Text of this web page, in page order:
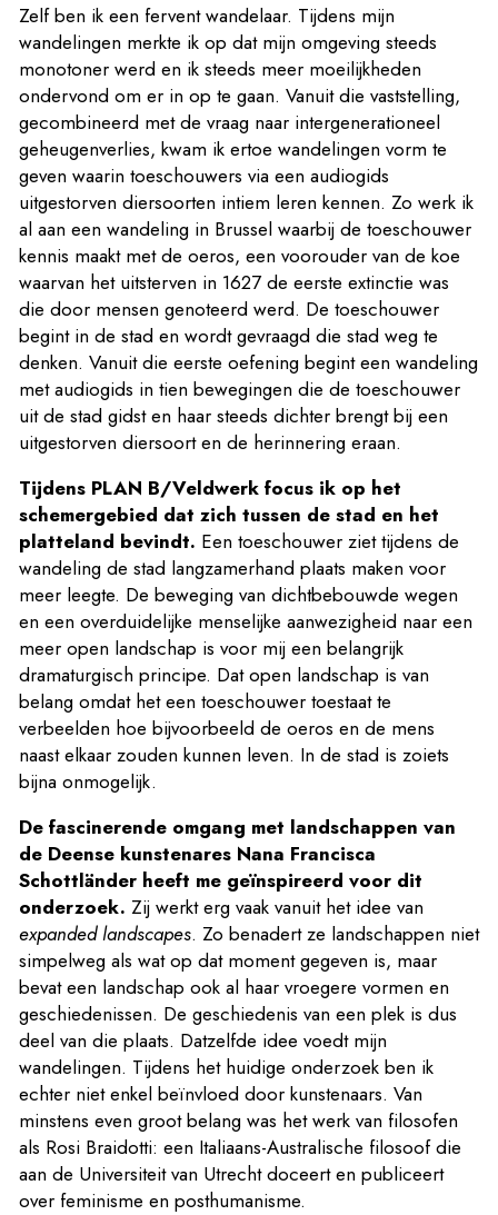
Zelf ben ik een fervent wandelaar. Tijdens mijn
wandelingen merkte ik op dat mijn omgeving steeds
monotoner werd en ik steeds meer moeilijkheden
ondervond om er in op te gaan. Vanuit die vaststelling,
gecombineerd met de vraag naar intergenerationeel
geheugenverlies, kwam ik ertoe wandelingen vorm te
geven waarin toeschouwers via een audiogids
uitgestorven diersoorten intiem leren kennen. Zo werk ik
al aan een wandeling in Brussel waarbij de toeschouwer
kennis maakt met de oeros, een voorouder van de koe
waarvan het uitsterven in 1627 de eerste extinctie was
die door mensen genoteerd werd. De toeschouwer
begint in de stad en wordt gevraagd die stad weg te
denken. Vanuit die eerste oefening begint een wandeling
met audiogids in tien bewegingen die de toeschouwer
uit de stad gidst en haar steeds dichter brengt bij een
uitgestorven diersoort en de herinnering eraan.
Tijdens PLAN B/Veldwerk focus ik op het
schemergebied dat zich tussen de stad en het
platteland bevindt. Een toeschouwer ziet tijdens de
wandeling de stad langzamerhand plaats maken voor
meer leegte. De beweging van dichtbebouwde wegen
en een overduidelijke menselijke aanwezigheid naar een
meer open landschap is voor mij een belangrijk
dramaturgisch principe. Dat open landschap is van
belang omdat het een toeschouwer toestaat te
verbeelden hoe bijvoorbeeld de oeros en de mens
naast elkaar zouden kunnen leven. In de stad is zoiets
bijna onmogelijk.
De fascinerende omgang met landschappen van
de Deense kunstenares Nana Francisca
Schottländer heeft me geïnspireerd voor dit
onderzoek. Zij werkt erg vaak vanuit het idee van
expanded landscapes. Zo benadert ze landschappen niet
simpelweg als wat op dat moment gegeven is, maar
bevat een landschap ook al haar vroegere vormen en
geschiedenissen. De geschiedenis van een plek is dus
deel van die plaats. Datzelfde idee voedt mijn
wandelingen. Tijdens het huidige onderzoek ben ik
echter niet enkel beïnvloed door kunstenaars. Van
minstens even groot belang was het werk van filosofen
als Rosi Braidotti: een Italiaans-Australische filosoof die
aan de Universiteit van Utrecht doceert en publiceert
over feminisme en posthumanisme.